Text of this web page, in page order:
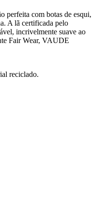
perfeita com botas de esqui,
A lã certificada pelo
incrivelmente suave ao
Fair Wear, VAUDE
reciclado.